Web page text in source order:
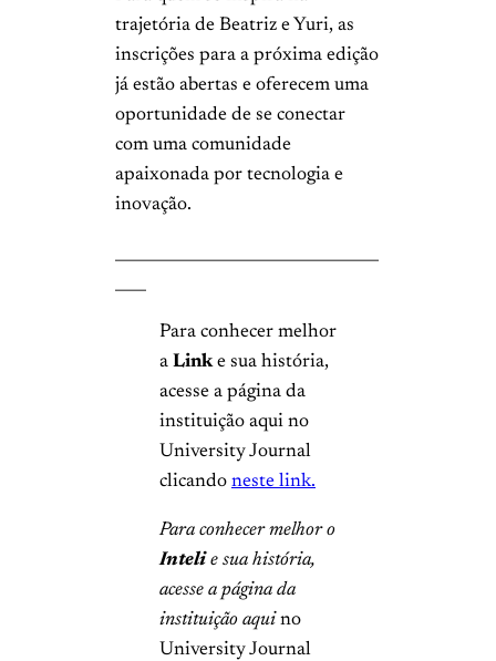
trajetória de Beatriz e Yuri, as
inscrições para a próxima edição
já estão abertas e oferecem uma
oportunidade de se conectar
com uma comunidade
apaixonada por tecnologia e
inovação.
Para conhecer melhor
a Linke sua história,
acesse a página da
instituição aqui no
University Journal
clicando neste link.
Para conhecer melhor o
Intelie sua história,
acesse a página da
instituição aquino
University Journal